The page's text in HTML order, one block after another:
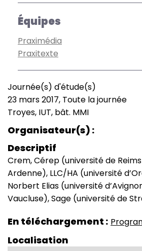
Équipes
Praximédia
Praxitexte
Type
de
manifestation
Journée(s) d'étude(s)
Date
(smart)
23 mars 2017, Toute la journée
Lieu
Troyes, IUT, bât. MMI
Organisateur(s)
Descriptif
Crem, Cérep (université de
Ardenne), LLC/HA (université
Norbert Elias (université
Vaucluse), Sage (université de
En téléchargement
Localisation